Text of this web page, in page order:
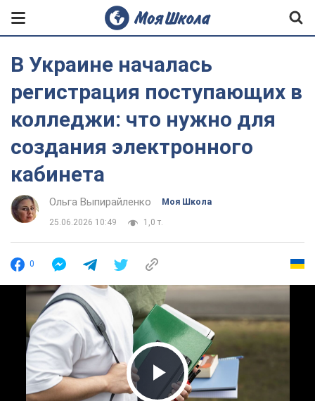
В Украине началась
регистрация поступающих в
колледжи: что нужно для
создания электронного
кабинета
Ольга Выпирайленко Моя Школа
25.06.2026 10:49 1,0 т.
0